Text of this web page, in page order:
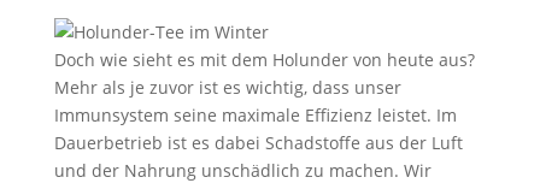
Doch wie sieht es mit dem Holunder von heute aus?
Mehr als je zuvor ist es wichtig, dass unser
Immunsystem seine maximale Effizienz leistet. Im
Dauerbetrieb ist es dabei Schadstoffe aus der Luft
und der Nahrung unschädlich zu machen. Wir